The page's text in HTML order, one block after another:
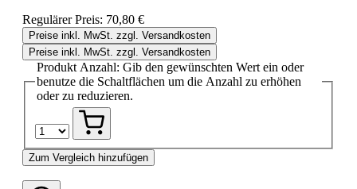
Regulärer Preis: 70,80 €
Preise inkl. MwSt. zzgl. Versandkosten
Preise inkl. MwSt. zzgl. Versandkosten
Produkt Anzahl: Gib den gewünschten Wert ein oder
benutze die Schaltflächen um die Anzahl zu erhöhen
oder zu reduzieren.
Zum Vergleich hinzufügen